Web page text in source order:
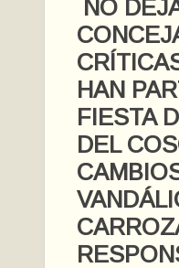
NO
HAN
FIESTA
DEL